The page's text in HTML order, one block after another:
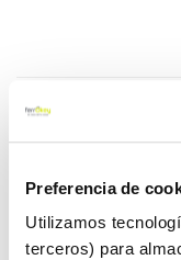
Preferencia de
Utilizamos
terceros) para